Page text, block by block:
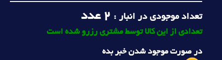
تعداد موجودی در انبار : 2 عدد
تعدادی از این کالا توسط مشتری رزرو شده است
در صورت موجود شدن خبر بده